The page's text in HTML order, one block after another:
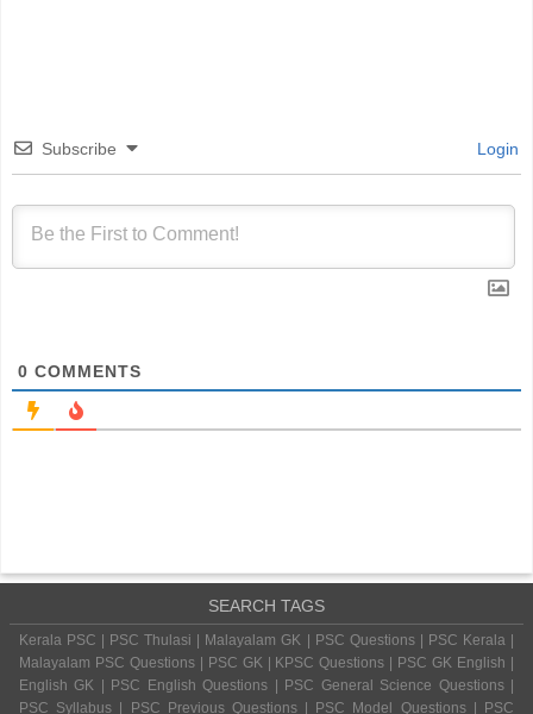
Subscribe Login
0 COMMENTS
SEARCH TAGS
Kerala PSC | PSC Thulasi | Malayalam GK | PSC Questions | PSC Kerala |
Malayalam PSC Questions | PSC GK | KPSC Questions | PSC GK English |
English GK | PSC English Questions | PSC General Science Questions |
PSC Syllabus | PSC Previous Questions | PSC Model Questions | PSC